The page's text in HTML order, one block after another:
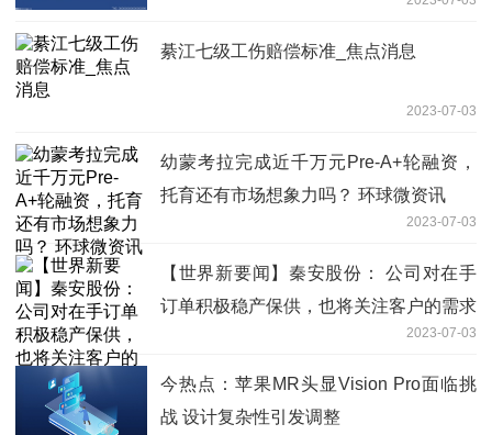
綦江七级工伤赔偿标准_焦点消息
2023-07-03
幼蒙考拉完成近千万元Pre-A+轮融资，
托育还有市场想象力吗？ 环球微资讯
2023-07-03
【世界新要闻】秦安股份： 公司对在手
订单积极稳产保供，也将关注客户的需求
2023-07-03
今热点：苹果MR头显Vision Pro面临挑
战 设计复杂性引发调整